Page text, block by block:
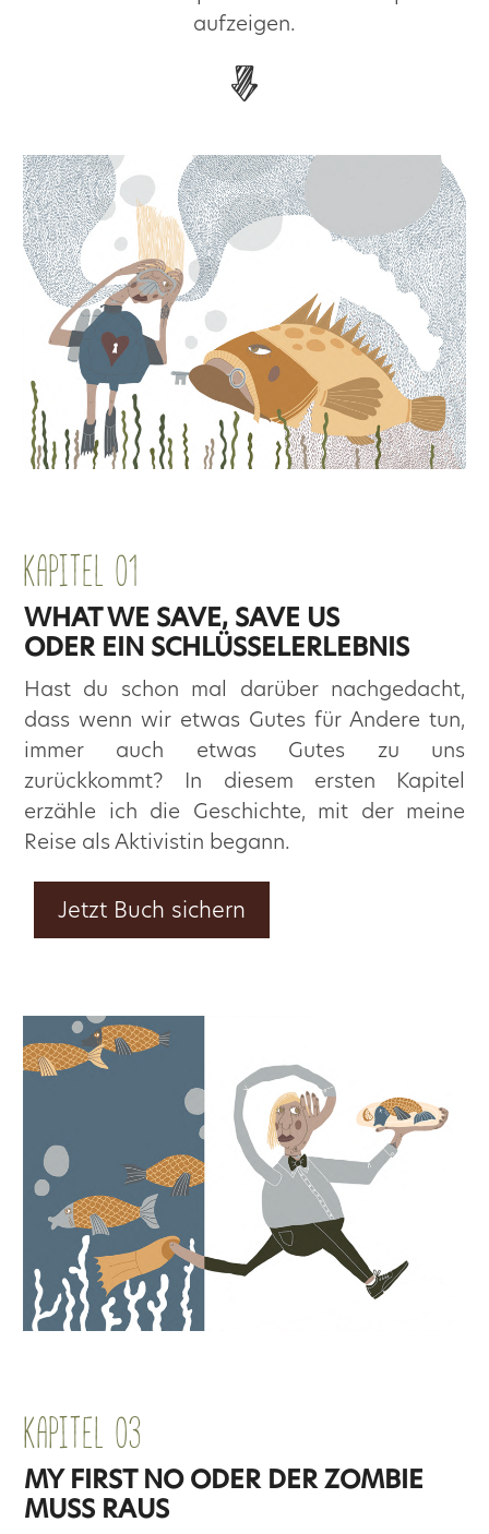
aufzeigen.
KAPITEL 01
WHAT WE SAVE, SAVE US
ODER EIN SCHLÜSSELERLEBNIS
Hast du schon mal darüber nachgedacht,
dass wenn wir etwas Gutes für Andere tun,
immer auch etwas Gutes zu uns
zurückkommt? In diesem ersten Kapitel
erzähle ich die Geschichte, mit der meine
Reise als Aktivistin begann.
Jetzt Buch sichern
KAPITEL 03
MY FIRST NO ODER DER ZOMBIE
MUSS RAUS